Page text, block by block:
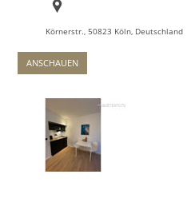
Körnerstr., 50823 Köln, Deutschland
ANSCHAUEN